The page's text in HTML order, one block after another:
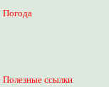
Погода
Полезные ссылки